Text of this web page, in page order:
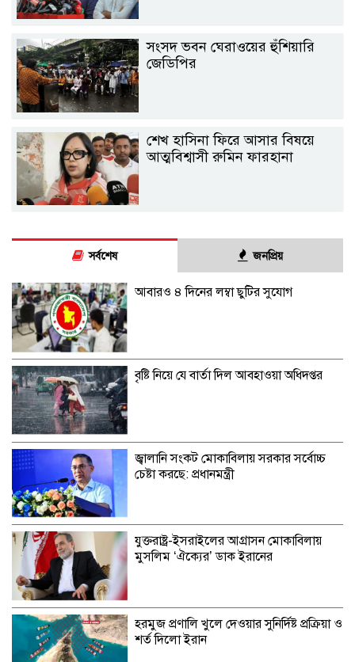
সংসদ ভবন ঘেরাওয়ের হুঁশিয়ারি
জেডিপির
শেখ হাসিনা ফিরে আসার বিষয়ে
আত্মবিশ্বাসী রুমিন ফারহানা
সর্বশেষ জনপ্রিয়
আবারও ৪ দিনের লম্বা ছুটির সুযোগ
বৃষ্টি নিয়ে যে বার্তা দিল আবহাওয়া অধিদপ্তর
জ্বালানি সংকট মোকাবিলায় সরকার সর্বোচ্চ
চেষ্টা করছে: প্রধানমন্ত্রী
যুক্তরাষ্ট্র-ইসরাইলের আগ্রাসন মোকাবিলায়
মুসলিম ‘ঐক্যের’ ডাক ইরানের
হরমুজ প্রণালি খুলে দেওয়ার সুনির্দিষ্ট প্রক্রিয়া ও
শর্ত দিলো ইরান